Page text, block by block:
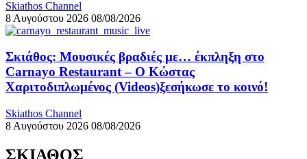
Skiathos Channel
8 Αυγούστου 2026 08/08/2026
Σκιάθος: Μουσικές βραδιές με… έκπληξη στο
Carnayo Restaurant – Ο Κώστας
Χαριτοδιπλωμένος (Videos)ξεσήκωσε το κοινό!
Skiathos Channel
8 Αυγούστου 2026 08/08/2026
ΣΚΙΑΘΟΣ